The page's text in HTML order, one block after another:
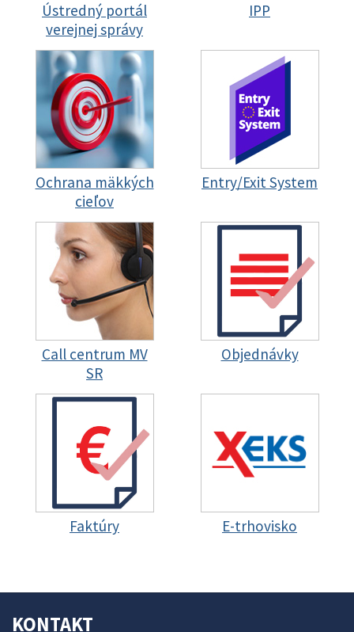
Ústredný portál
verejnej správy
IPP
Ochrana mäkkých
cieľov
Entry/Exit System
Call centrum MV
SR
Objednávky
Faktúry E-trhovisko
KONTAKT